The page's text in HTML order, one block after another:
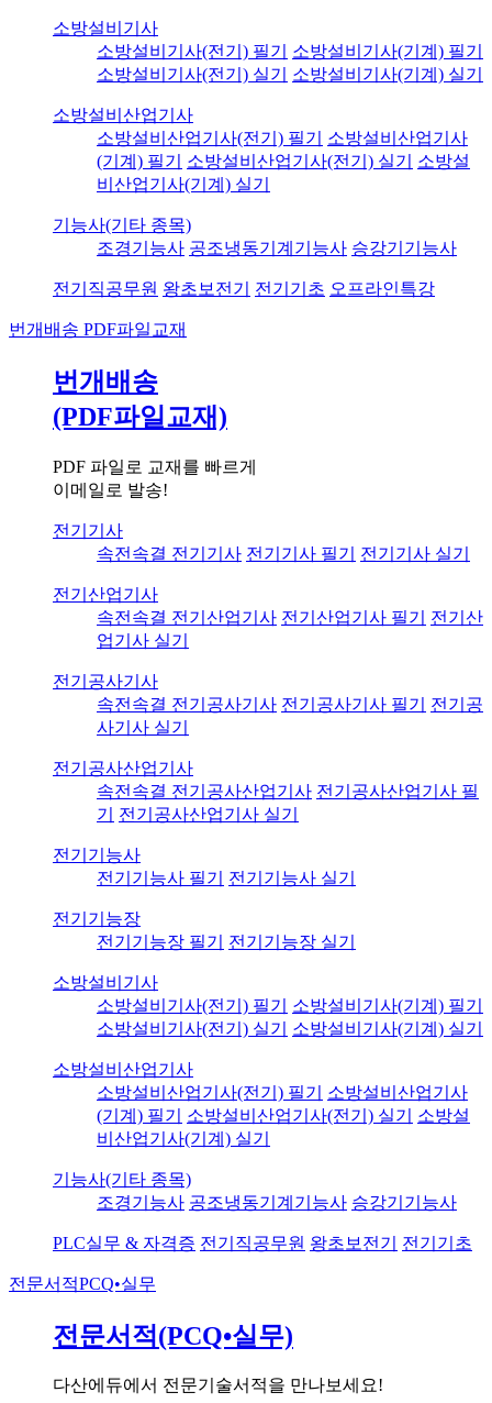
소방설비기사
소방설비기사(전기) 필기
소방설비기사(기계) 필기
소방설비기사(전기) 실기
소방설비기사(기계) 실기
소방설비산업기사
소방설비산업기사(전기) 필기
소방설비산업기사
(기계) 필기
소방설비산업기사(전기) 실기
소방설
비산업기사(기계) 실기
기능사(기타 종목)
조경기능사 공조냉동기계기능사 승강기기능사
전기직공무원 왕초보전기 전기기초 오프라인특강
번개배송 PDF파일교재
번개배송
(PDF파일교재)
PDF 파일로 교재를 빠르게
이메일로 발송!
전기기사
속전속결 전기기사 전기기사 필기 전기기사 실기
전기산업기사
속전속결 전기산업기사 전기산업기사 필기
전기산
업기사 실기
전기공사기사
속전속결 전기공사기사 전기공사기사 필기
전기공
사기사 실기
전기공사산업기사
속전속결 전기공사산업기사 전기공사산업기사 필
기
전기공사산업기사 실기
전기기능사
전기기능사 필기
전기기능사 실기
전기기능장
전기기능장 필기
전기기능장 실기
소방설비기사
소방설비기사(전기) 필기
소방설비기사(기계) 필기
소방설비기사(전기) 실기
소방설비기사(기계) 실기
소방설비산업기사
소방설비산업기사(전기) 필기
소방설비산업기사
(기계) 필기
소방설비산업기사(전기) 실기
소방설
비산업기사(기계) 실기
기능사(기타 종목)
조경기능사 공조냉동기계기능사 승강기기능사
PLC실무 & 자격증 전기직공무원 왕초보전기 전기기초
전문서적PCQ•실무
전문서적(PCQ•실무)
다산에듀에서 전문기술서적을 만나보세요!